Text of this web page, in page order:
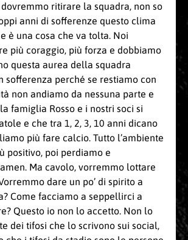
ritirare la squadra, non so
anni di sofferenze questo clima
è una cosa che va tolta. Noi
più coraggio, più forza e dobbiamo
questa aurea della squadra
sofferenza perché se restiamo con
non andiamo da nessuna parte e
famiglia Rosso e i nostri soci si
e che tra 1, 2, 3, 10 anni dicano
più fare calcio. Tutto l’ambiente
positivo, poi perdiamo e
Ma cavolo, vorremmo lottare
dare un po’ di spirito a
Come facciamo a seppellirci a
Questo io non lo accetto. Non lo
dei tifosi che lo scrivono sui social,